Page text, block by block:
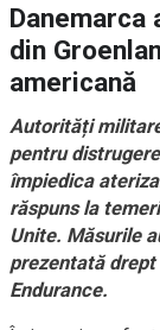
din
americană
Autorități
pentru
împiedica
răspuns la
Unite. Măsurile
prezentată
Endurance.